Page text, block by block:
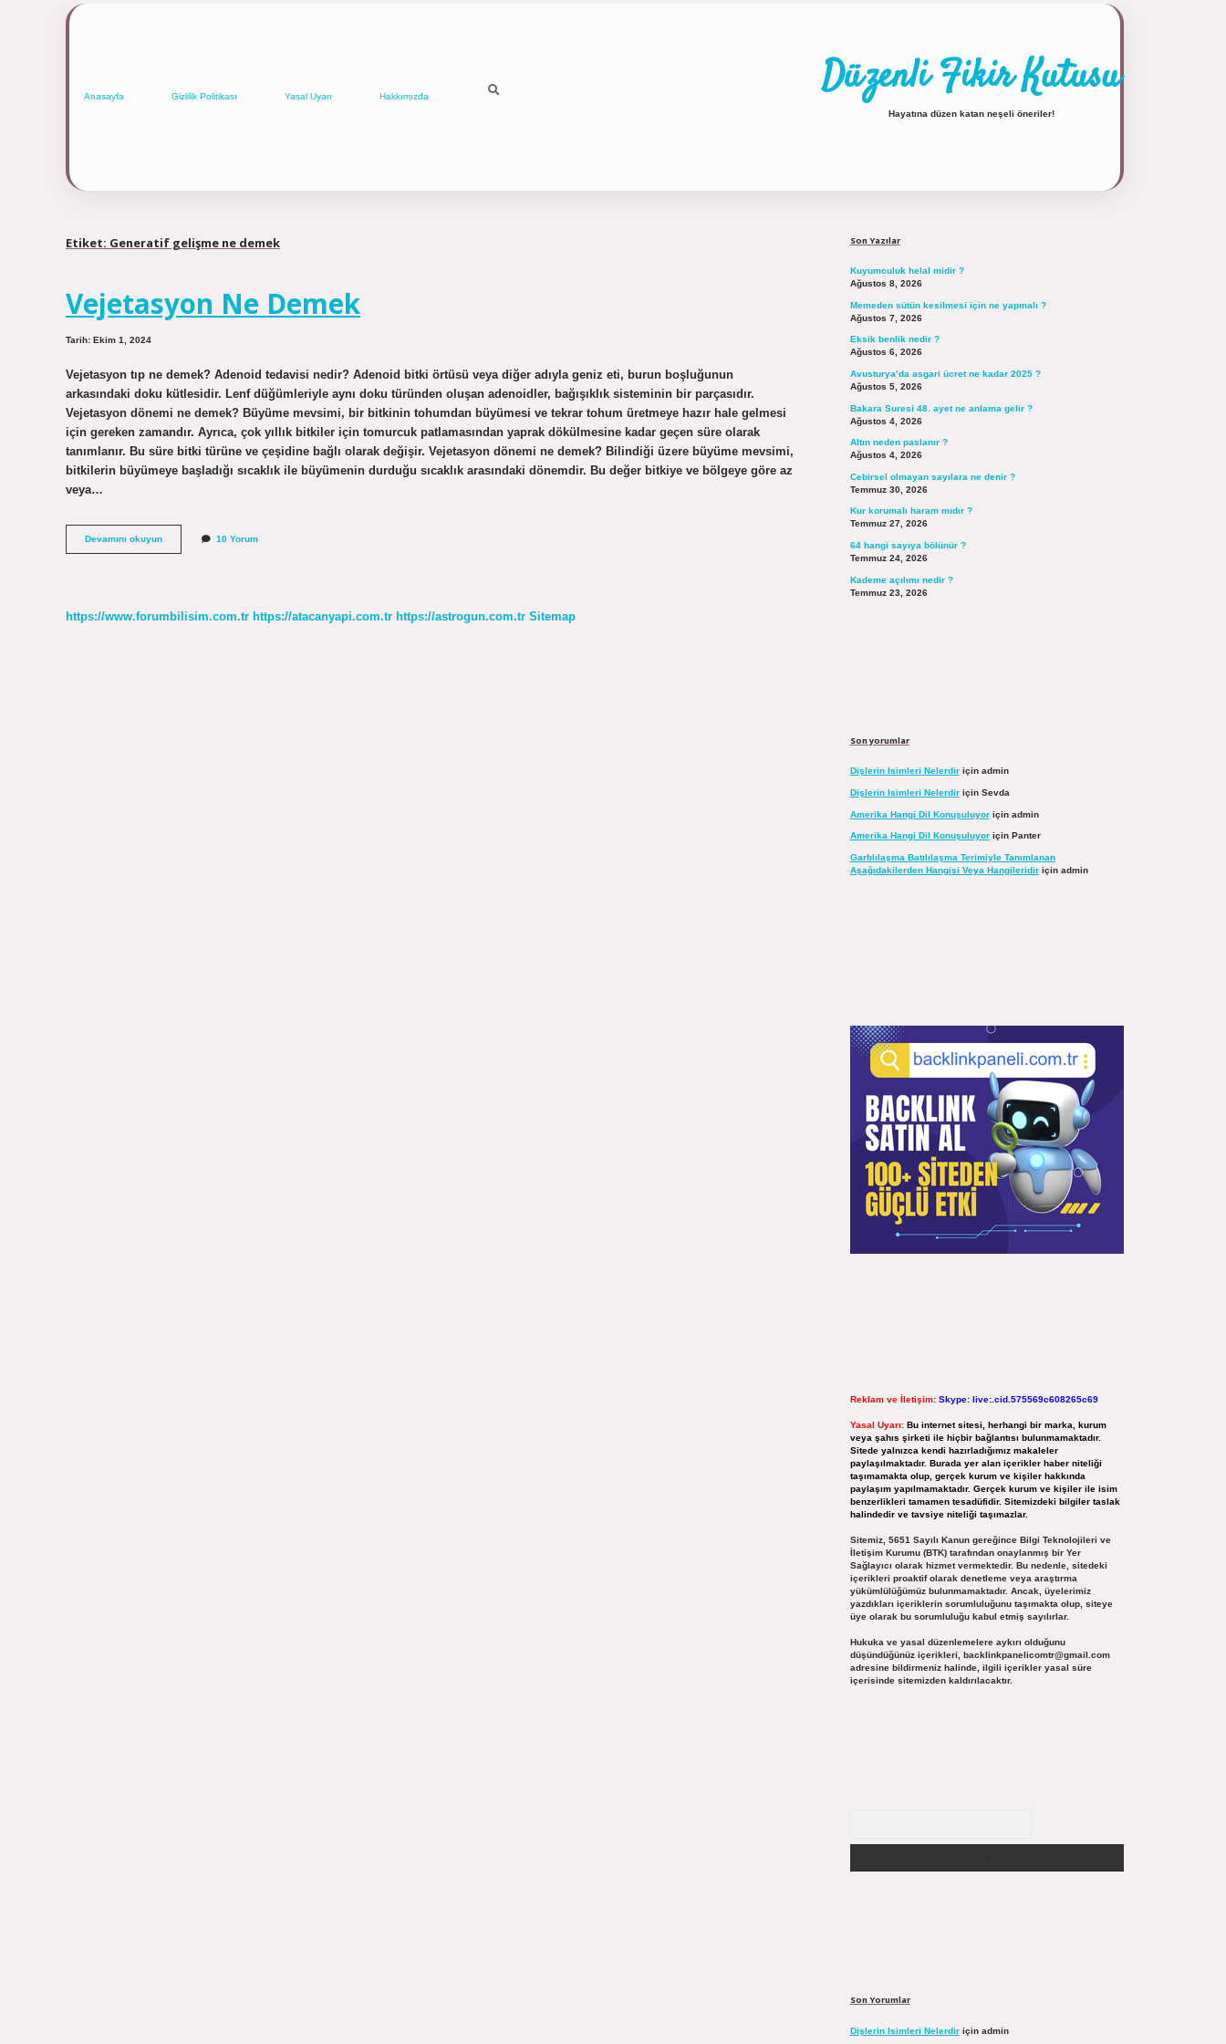
Anasayfa Gizlilik Politikası Yasal Uyarı Hakkımızda Düzenli Fikir Kutusu
Hayatına düzen katan neşeli öneriler!
Etiket: Generatif gelişme ne demek
Vejetasyon Ne Demek
Tarih: Ekim 1, 2024
Vejetasyon tıp ne demek? Adenoid tedavisi nedir? Adenoid bitki örtüsü veya diğer adıyla geniz eti, burun boşluğunun
arkasındaki doku kütlesidir. Lenf düğümleriyle aynı doku türünden oluşan adenoidler, bağışıklık sisteminin bir parçasıdır.
Vejetasyon dönemi ne demek? Büyüme mevsimi, bir bitkinin tohumdan büyümesi ve tekrar tohum üretmeye hazır hale gelmesi
için gereken zamandır. Ayrıca, çok yıllık bitkiler için tomurcuk patlamasından yaprak dökülmesine kadar geçen süre olarak
tanımlanır. Bu süre bitki türüne ve çeşidine bağlı olarak değişir. Vejetasyon dönemi ne demek? Bilindiği üzere büyüme mevsimi,
bitkilerin büyümeye başladığı sıcaklık ile büyümenin durduğu sıcaklık arasındaki dönemdir. Bu değer bitkiye ve bölgeye göre az
veya…
Devamını okuyunVejetasyon
Ne
10 Yorum
https://www.forumbilisim.com.tr https://atacanyapi.com.tr https://astrogun.com.tr Sitemap
Son Yazılar
Kuyumculuk helal midir ?
Ağustos 8, 2026
Memeden sütün kesilmesi için ne yapmalı ?
Ağustos 7, 2026
Eksik benlik nedir ?
Ağustos 6, 2026
Avusturya’da asgari ücret ne kadar 2025 ?
Ağustos 5, 2026
Bakara Suresi 48. ayet ne anlama gelir ?
Ağustos 4, 2026
Altın neden paslanır ?
Ağustos 4, 2026
Cebirsel olmayan sayılara ne denir ?
Temmuz 30, 2026
Kur korumalı haram mıdır ?
Temmuz 27, 2026
64 hangi sayıya bölünür ?
Temmuz 24, 2026
Kademe açılımı nedir ?
Temmuz 23, 2026
Son yorumlar
Dişlerin Isimleri Nelerdiriçin admin
Dişlerin Isimleri Nelerdiriçin Sevda
Amerika Hangi Dil Konuşuluyoriçin admin
Amerika Hangi Dil Konuşuluyoriçin Panter
Garblılaşma Batılılaşma Terimiyle Tanımlanan
Aşağıdakilerden Hangisi Veya Hangileridiriçin admin
Reklam ve İletişim: Skype: live:.cid.575569c608265c69
Yasal Uyarı: Bu internet sitesi, herhangi bir marka, kurum
veya şahıs şirketi ile hiçbir bağlantısı bulunmamaktadır.
Sitede yalnızca kendi hazırladığımız makaleler
paylaşılmaktadır. Burada yer alan içerikler haber niteliği
taşımamakta olup, gerçek kurum ve kişiler hakkında
paylaşım yapılmamaktadır. Gerçek kurum ve kişiler ile isim
benzerlikleri tamamen tesadüfidir. Sitemizdeki bilgiler taslak
halindedir ve tavsiye niteliği taşımazlar.
Sitemiz, 5651 Sayılı Kanun gereğince Bilgi Teknolojileri ve
İletişim Kurumu (BTK) tarafından onaylanmış bir Yer
Sağlayıcı olarak hizmet vermektedir. Bu nedenle, sitedeki
içerikleri proaktif olarak denetleme veya araştırma
yükümlülüğümüz bulunmamaktadır. Ancak, üyelerimiz
yazdıkları içeriklerin sorumluluğunu taşımakta olup, siteye
üye olarak bu sorumluluğu kabul etmiş sayılırlar.
Hukuka ve yasal düzenlemelere aykırı olduğunu
düşündüğünüz içerikleri, backlinkpanelicomtr@gmail.com
adresine bildirmeniz halinde, ilgili içerikler yasal süre
içerisinde sitemizden kaldırılacaktır.
Son Yorumlar
Dişlerin Isimleri Nelerdiriçin admin